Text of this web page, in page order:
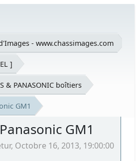
- www.chassimages.com
]
& PANASONIC boîtiers
GM1
GM1
Octobre 16, 2013, 19:00:00